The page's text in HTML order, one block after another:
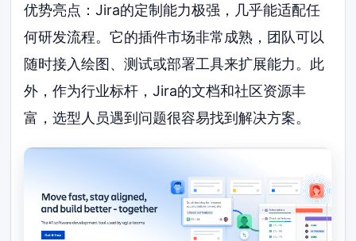
优势亮点：Jira的定制能力极强，几乎能适配任
何研发流程。它的插件市场非常成熟，团队可以
随时接入绘图、测试或部署工具来扩展能力。此
外，作为行业标杆，Jira的文档和社区资源丰
富，选型人员遇到问题很容易找到解决方案。